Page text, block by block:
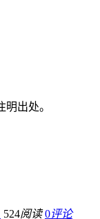
出处。
524阅读 0评论